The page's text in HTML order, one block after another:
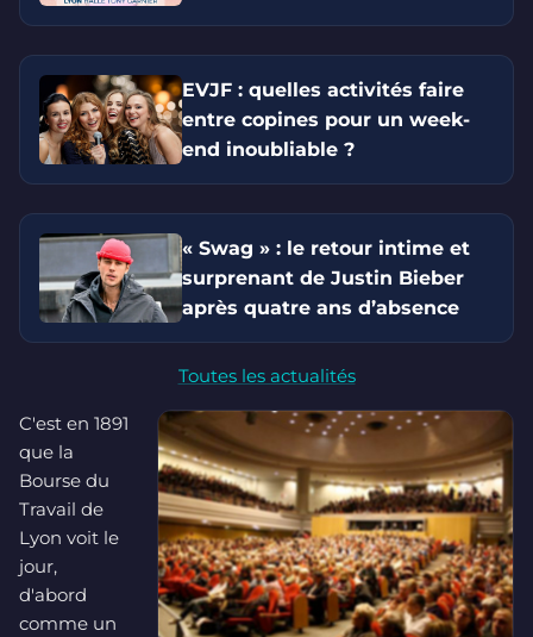
EVJF : quelles activités faire
entre copines pour un week-
end inoubliable ?
« Swag » : le retour intime et
surprenant de Justin Bieber
après quatre ans d’absence
Toutes les actualités
C'est en 1891
que la
Bourse du
Travail de
Lyon voit le
jour,
d'abord
comme un